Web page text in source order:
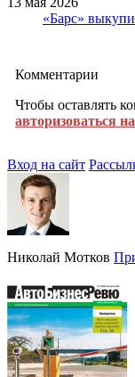
«Барс»
Комментарии
Чтобы оставлять
авторизоваться
Вход на сайт
Николай Мотков